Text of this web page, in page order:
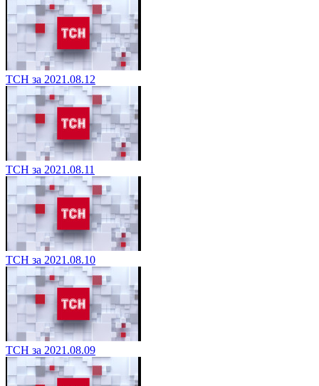
ТСН за 2021.08.12
ТСН за 2021.08.11
ТСН за 2021.08.10
ТСН за 2021.08.09